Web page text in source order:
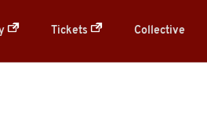
Tickets Collective